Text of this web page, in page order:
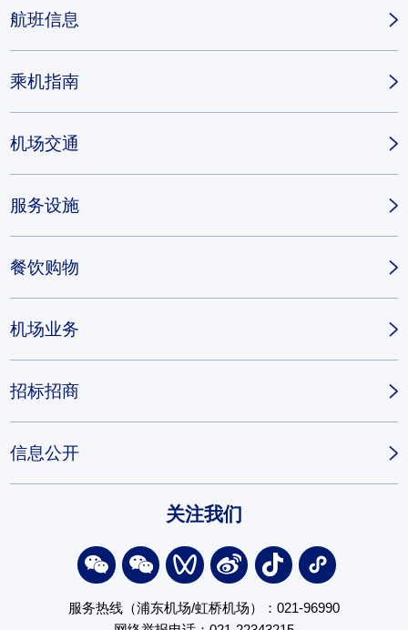
航班信息
乘机指南
机场交通
服务设施
餐饮购物
机场业务
招标招商
信息公开
关注我们
服务热线（浦东机场/虹桥机场）：021-96990